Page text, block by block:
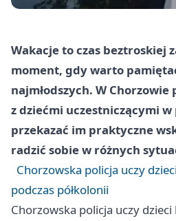
Wakacje to czas beztroskiej
moment, gdy warto
najmłodszych. W
z dziećmi uczestniczącymi w
przekazać im praktyczne
radzić sobie w różnych
Chorzowska policja uczy
podczas półkolonii
Chorzowska policja uczy